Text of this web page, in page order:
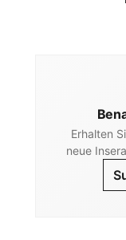
Erhalten
neue